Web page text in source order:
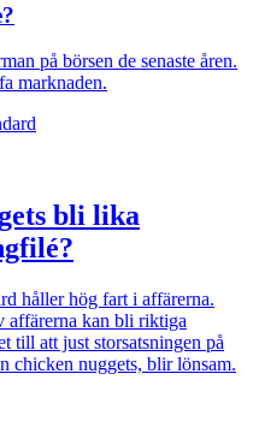
på börsen de senaste åren.
marknaden.
bli lika
håller hög fart i affärerna.
affärerna kan bli riktiga
till att just storsatsningen på
chicken nuggets, blir lönsam.